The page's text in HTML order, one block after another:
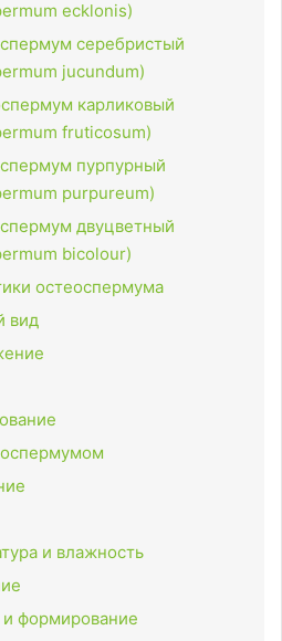
ecklonis)
серебристый
jucundum)
карликовый
fruticosum)
пурпурный
purpureum)
двуцветный
bicolour)
остеоспермума
вид
и влажность
и формирование